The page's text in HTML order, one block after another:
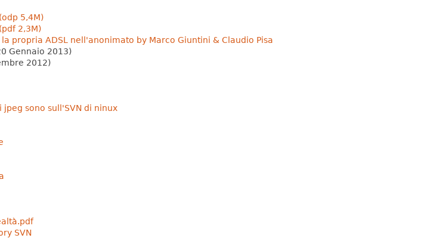
5,4M)
2,3M)
la propria ADSL nell'anonimato by Marco Giuntini & Claudio Pisa
Gennaio 2013)
2012)
sono sull'SVN di ninux
SVN